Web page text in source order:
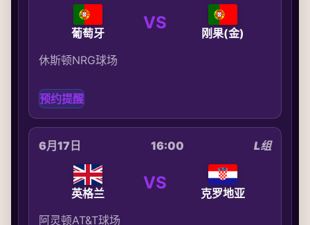
葡萄牙
VS
刚果(金)
休斯顿NRG球场
预约提醒
6月17日 16:00 L组
英格兰
VS
克罗地亚
阿灵顿AT&T球场